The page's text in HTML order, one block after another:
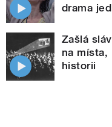
drama
Zašlá
na místa,
historii